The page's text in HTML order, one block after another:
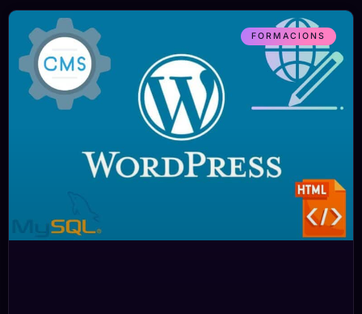
FORMACIONS